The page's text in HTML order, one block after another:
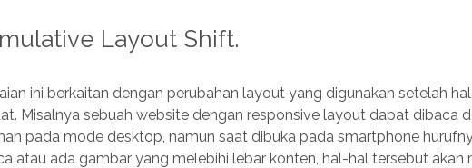
Layout Shift.
ini berkaitan dengan perubahan layout yang digunakan setelah
Misalnya sebuah website dengan responsive layout dapat dibaca
pada mode desktop, namun saat dibuka pada smartphone
atau ada gambar yang melebihi lebar konten, hal-hal tersebut akan